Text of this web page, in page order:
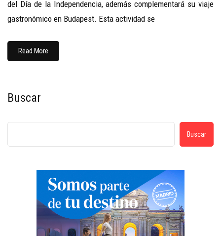
del Día de la Independencia, además complementará su viaje
gastronómico en Budapest. Esta actividad se
Read More
Buscar
Buscar